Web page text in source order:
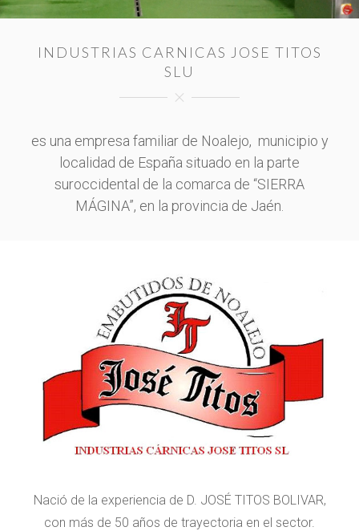
INDUSTRIAS CARNICAS JOSE TITOS
SLU
es una empresa familiar de Noalejo, municipio y
localidad de España situado en la parte
suroccidental de la comarca de “SIERRA
MÁGINA”, en la provincia de Jaén.
Nació de la experiencia de D. JOSÉ TITOS BOLIVAR,
con más de 50 años de trayectoria en el sector.